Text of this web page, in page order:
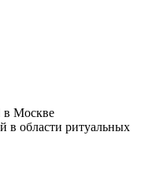
в Москве
в области ритуальных